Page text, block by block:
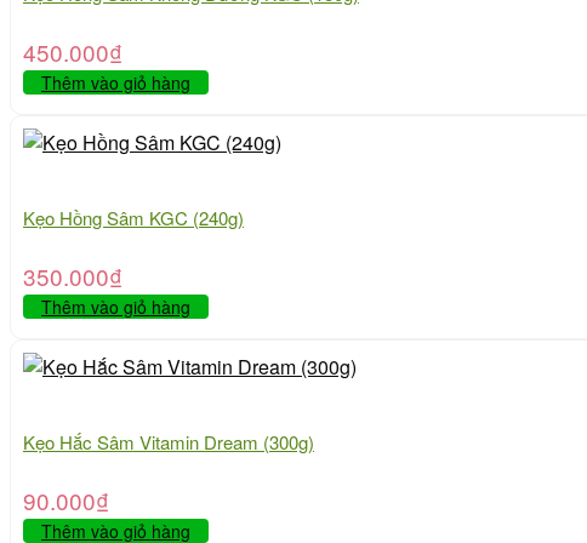
450.000₫
Thêm vào giỏ hàng
Kẹo Hồng Sâm KGC (240g)
350.000₫
Thêm vào giỏ hàng
Kẹo Hắc Sâm Vitamin Dream (300g)
90.000₫
Thêm vào giỏ hàng